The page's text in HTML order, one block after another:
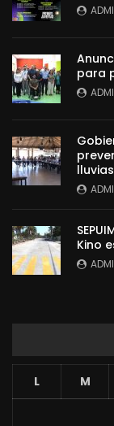
para
Kino
L M